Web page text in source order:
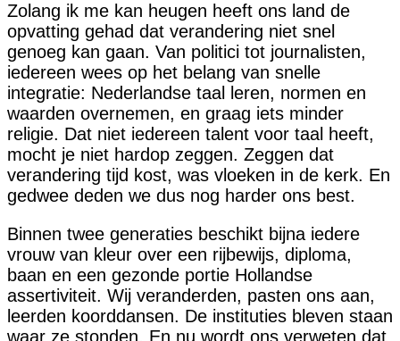
Zolang ik me kan heugen heeft ons land de
opvatting gehad dat verandering niet snel
genoeg kan gaan. Van politici tot journalisten,
iedereen wees op het belang van snelle
integratie: Nederlandse taal leren, normen en
waarden overnemen, en graag iets minder
religie. Dat niet iedereen talent voor taal heeft,
mocht je niet hardop zeggen. Zeggen dat
verandering tijd kost, was vloeken in de kerk. En
gedwee deden we dus nog harder ons best.
Binnen twee generaties beschikt bijna iedere
vrouw van kleur over een rijbewijs, diploma,
baan en een gezonde portie Hollandse
assertiviteit. Wij veranderden, pasten ons aan,
leerden koorddansen. De instituties bleven staan
waar ze stonden. En nu wordt ons verweten dat